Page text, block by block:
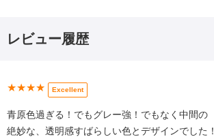
レビュー履歴
★★★★ Excellent
青原色過ぎる！でもグレー強！でもなく中間の
絶妙な、透明感すばらしい色とデザインでした！